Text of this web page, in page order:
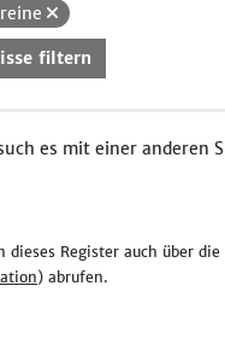
filtern
es mit einer anderen
dieses Register auch über die
) abrufen.